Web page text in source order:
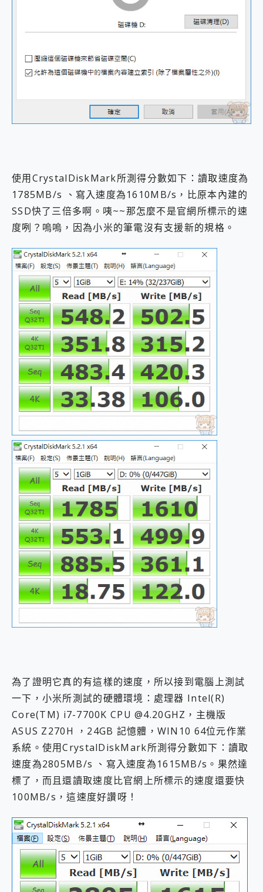
使用CrystalDiskMark所測得分數如下：讀取速度為
1785MB/s 、寫入速度為1610MB/s，比原本內建的
SSD快了三倍多啊。咦~~那怎麼不是官網所標示的速
度咧？嗚嗚，因為小米的筆電沒有支援新的規格。
為了證明它真的有這樣的速度，所以接到電腦上測試
一下，小米所測試的硬體環境：處理器 Intel(R)
Core(TM) i7-7700K CPU @4.20GHZ，主機版
ASUS Z270H ，24GB 記憶體，WIN10 64位元作業
系統。使用CrystalDiskMark所測得分數如下：讀取
速度為2805MB/s 、寫入速度為1615MB/s。果然達
標了，而且還讀取速度比官網上所標示的速度還要快
100MB/s，這速度好讚呀！